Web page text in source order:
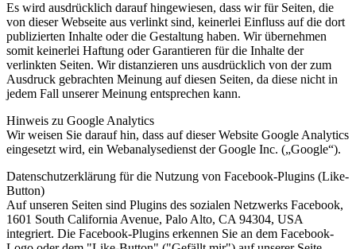
Es wird ausdrücklich darauf hingewiesen, dass wir für Seiten, die
von dieser Webseite aus verlinkt sind, keinerlei Einfluss auf die dort
publizierten Inhalte oder die Gestaltung haben. Wir übernehmen
somit keinerlei Haftung oder Garantieren für die Inhalte der
verlinkten Seiten. Wir distanzieren uns ausdrücklich von der zum
Ausdruck gebrachten Meinung auf diesen Seiten, da diese nicht in
jedem Fall unserer Meinung entsprechen kann.
Hinweis zu Google Analytics
Wir weisen Sie darauf hin, dass auf dieser Website Google Analytics
eingesetzt wird, ein Webanalysedienst der Google Inc. („Google“).
Datenschutzerklärung für die Nutzung von Facebook-Plugins (Like-
Button)
Auf unseren Seiten sind Plugins des sozialen Netzwerks Facebook,
1601 South California Avenue, Palo Alto, CA 94304, USA
integriert. Die Facebook-Plugins erkennen Sie an dem Facebook-